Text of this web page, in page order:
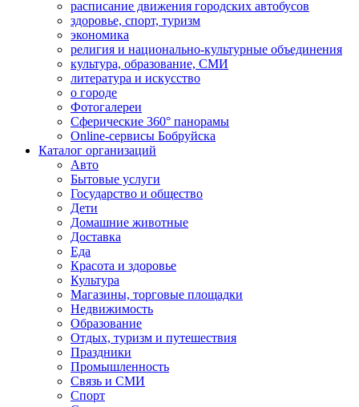
расписание движения городских автобусов
здоровье, спорт, туризм
экономика
религия и национально-культурные объединения
культура, образование, СМИ
литература и искусство
о городе
Фотогалереи
Сферические 360° панорамы
Online-сервисы Бобруйска
Каталог организаций
Авто
Бытовые услуги
Государство и общество
Дети
Домашние животные
Доставка
Еда
Красота и здоровье
Культура
Магазины, торговые площадки
Недвижимость
Образование
Отдых, туризм и путешествия
Праздники
Промышленность
Связь и СМИ
Спорт